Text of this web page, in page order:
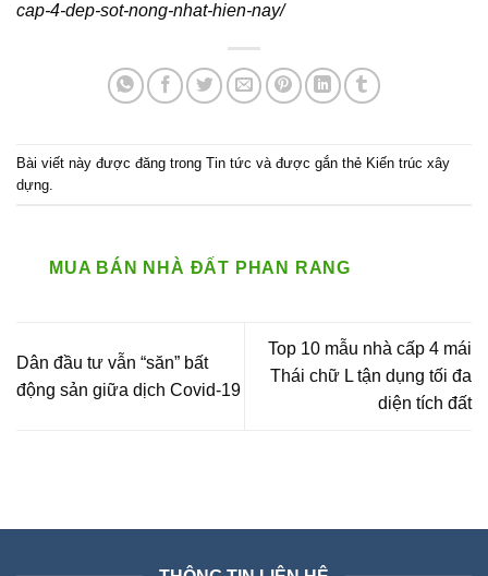
cap-4-dep-sot-nong-nhat-hien-nay/
Bài viết này được đăng trong Tin tức và được gắn thẻ Kiến trúc xây
dựng
MUA BÁN NHÀ ĐẤT PHAN RANG
Dân đầu tư vẫn “săn” bất
động sản giữa dịch Covid-19
Top 10 mẫu nhà cấp 4 mái
Thái chữ L tận dụng tối đa
diện tích đất